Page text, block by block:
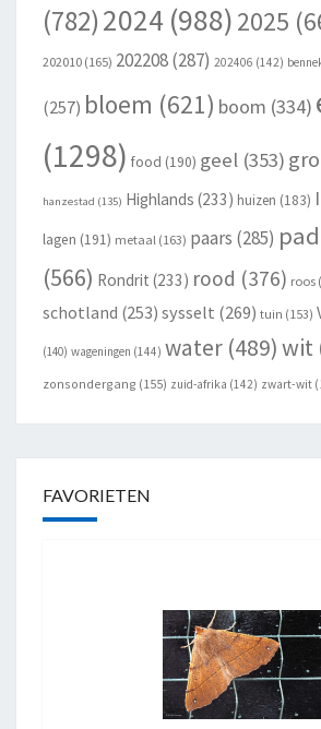
(782)2024 (988) 2025
202010 (165) 202208(287) 202406 (142)
(257) bloem (621) boom (334)
(1298) food (190) geel (353)
hanzestad (135) Highlands (233) huizen (183)
lagen (191) metaal (163) paars (285)
(566) Rondrit (233) rood (376) roos
schotland (253) sysselt (269) tuin (153)
(140) wageningen (144) water (489)wit
zonsondergang (155) zuid-afrika (142) zwart-wit
FAVORIETEN